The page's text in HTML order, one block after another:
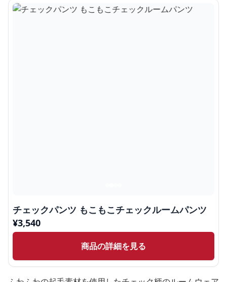
チェックパンツ もこもこチェックルームパンツ
¥3,540
商品の詳細を見る